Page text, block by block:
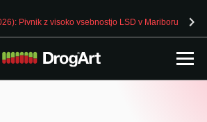
Pivnik z visoko vsebnostjo LSD v Mariboru